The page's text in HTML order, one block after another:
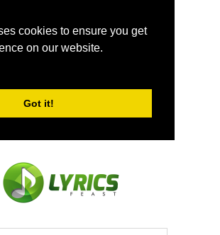
cookies to ensure you get
on our website.
Got it!